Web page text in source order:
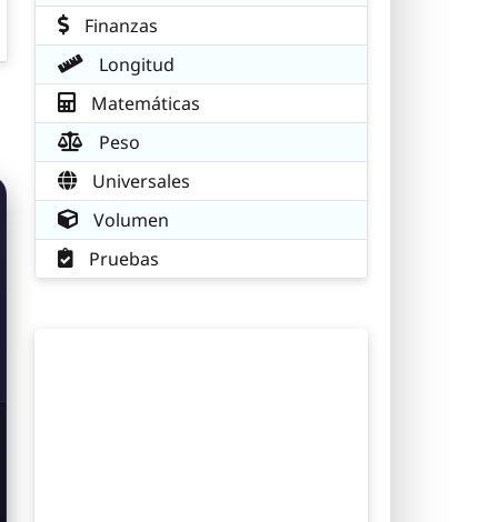
Finanzas
Longitud
Matemáticas
Peso
Universales
Volumen
Pruebas